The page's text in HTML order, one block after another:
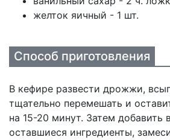
желток яичный - 1 шт.
Способ приготовления
В кефире развести дрожжи,
тщательно перемешать и
на 15-20 минут. Затем добавить
оставшиеся ингредиенты,